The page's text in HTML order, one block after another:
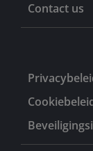
Contact us